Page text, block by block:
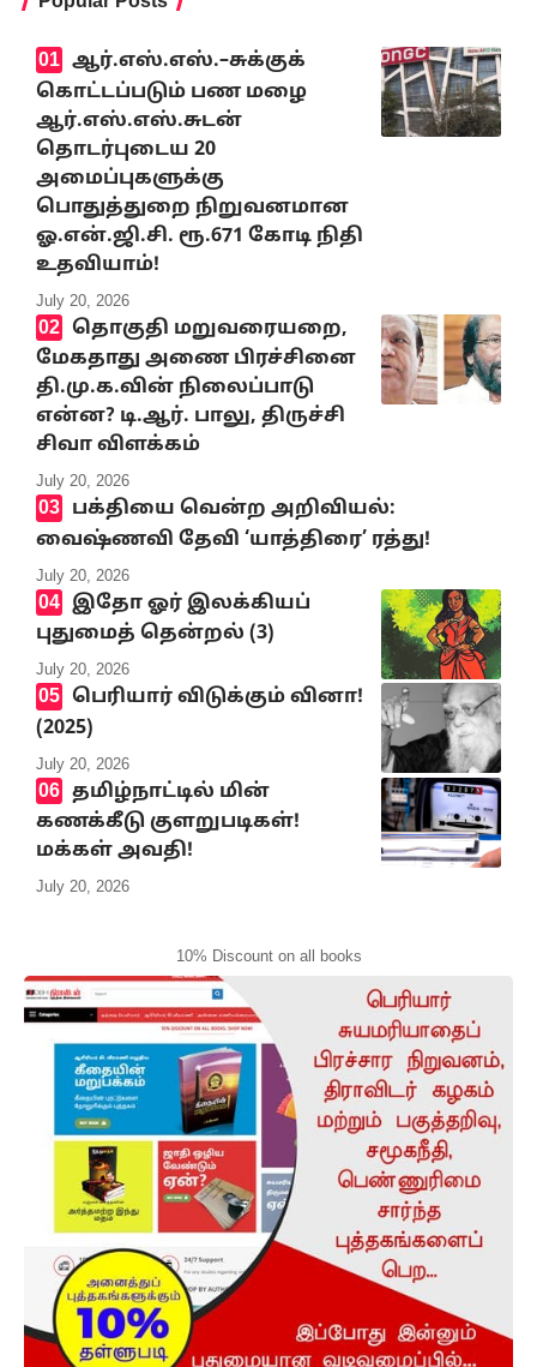
ஆர்.எஸ்.எஸ்.–சுக்குக்
கொட்டப்படும் பண மழை
ஆர்.எஸ்.எஸ்.சுடன்
தொடர்புடைய 20
அமைப்புகளுக்கு
பொதுத்துறை நிறுவனமான
ஓ.என்.ஜி.சி. ரூ.671 கோடி நிதி
உதவியாம்!
July 20, 2026
தொகுதி மறுவரையறை,
மேகதாது அணை பிரச்சினை
தி.மு.க.வின் நிலைப்பாடு
என்ன? டி.ஆர். பாலு, திருச்சி
சிவா விளக்கம்
July 20, 2026
பக்தியை வென்ற அறிவியல்:
வைஷ்ணவி தேவி ‘யாத்திரை’ ரத்து!
July 20, 2026
இதோ ஓர் இலக்கியப்
புதுமைத் தென்றல் (3)
July 20, 2026
பெரியார் விடுக்கும் வினா!
(2025)
July 20, 2026
தமிழ்நாட்டில் மின்
கணக்கீடு குளறுபடிகள்!
மக்கள் அவதி!
July 20, 2026
10% Discount on all books